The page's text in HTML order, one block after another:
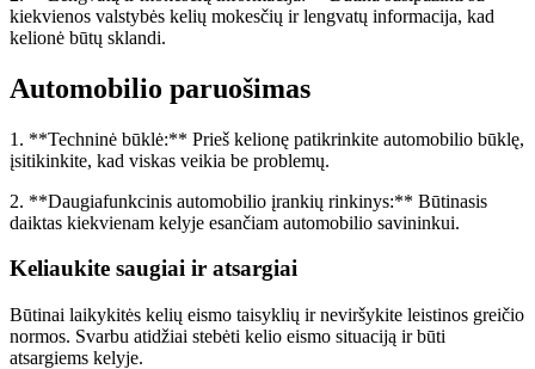
kiekvienos valstybės kelių mokesčių ir lengvatų informacija, kad
kelionė būtų sklandi.
Automobilio paruošimas
1. **Techninė būklė:** Prieš kelionę patikrinkite automobilio būklę,
įsitikinkite, kad viskas veikia be problemų.
2. **Daugiafunkcinis automobilio įrankių rinkinys:** Būtinasis
daiktas kiekvienam kelyje esančiam automobilio savininkui.
Keliaukite saugiai ir atsargiai
Būtinai laikykitės kelių eismo taisyklių ir neviršykite leistinos greičio
normos. Svarbu atidžiai stebėti kelio eismo situaciją ir būti
atsargiems kelyje.